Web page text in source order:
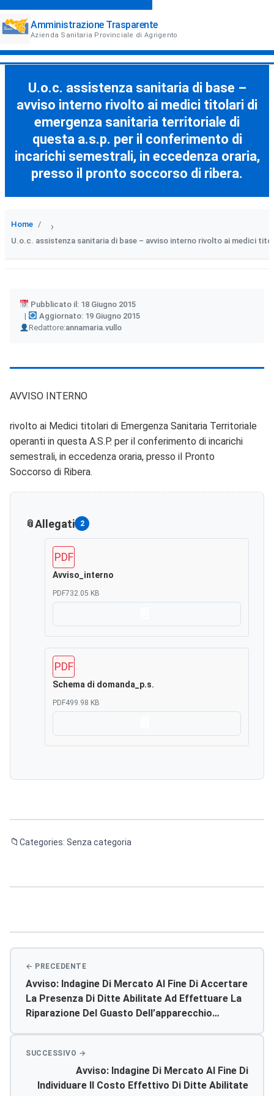
Amministrazione Trasparente
Azienda Sanitaria Provinciale di Agrigento
U.o.c. assistenza sanitaria di base –
avviso interno rivolto ai medici titolari di
emergenza sanitaria territoriale di
questa a.s.p. per il conferimento di
incarichi semestrali, in eccedenza oraria,
presso il pronto soccorso di ribera.
Home ›
U.o.c. assistenza sanitaria di base – avviso interno rivolto ai medici
Pubblicato il: 18 Giugno 2015
Aggiornato: 19 Giugno 2015
Redattore:
Author annamaria.vullo
AVVISO INTERNO
rivolto ai Medici titolari di Emergenza Sanitaria Territoriale
operanti in questa A.S.P. per il conferimento di incarichi
semestrali, in eccedenza oraria, presso il Pronto
Soccorso di Ribera.
Allegati 2
PDF
Avviso_interno
PDF732.05 KB
PDF
Schema di domanda_p.s.
PDF499.98 KB
Categories: Senza categoria
Avviso: Indagine Di Mercato Al Fine Di Accertare
La Presenza Di Ditte Abilitate Ad Effettuare La
Riparazione Del Guasto Dell’apparecchio
Relativo Preventivo Di Spesa.
Avviso: Indagine Di Mercato Al Fine Di
Individuare Il Costo Effettivo Di Ditte Abilitate